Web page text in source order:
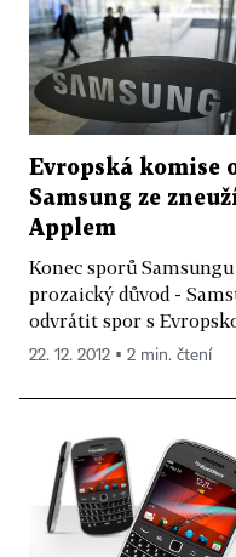
Evropská komise
Samsung ze
Applem
Konec sporů
prozaický důvod -
odvrátit spor s
22. 12. 2012 ▪ 2 min. čtení